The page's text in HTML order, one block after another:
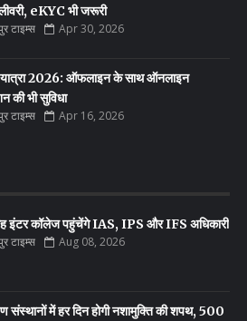
eKYC भी जरूरी
टाइम्स Apr 30, 2026
2026: ऑफलाइन के साथ ऑनलाइन
की भी सुविधा
टाइम्स Apr 16, 2026
इंटर कॉलेज पहुंचेंगे IAS, IPS और IFS अधिकारी
टाइम्स Aug 08, 2026
संस्थानों में हर दिन होगी नशामुक्ति की शपथ, 500